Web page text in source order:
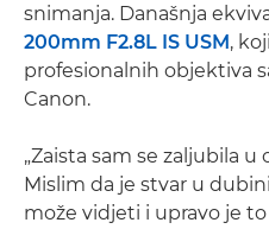
snimanja. Današnja
200mm F2.8L IS USM,
profesionalnih objektiva
Canon.
„Zaista sam se zaljubila
Mislim da je stvar u
može vidjeti i upravo je